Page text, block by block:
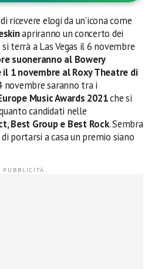
ricevere elogi da un’icona come
apriranno un concerto dei
si terrà a Las Vegas il 6 novembre
suoneranno al Bowery
1 novembre al Roxy Theatre di
novembre saranno tra i
Music Awards 2021che si
candidati nelle
Best Group e Best Rock. Sembra
portarsi a casa un premio siano